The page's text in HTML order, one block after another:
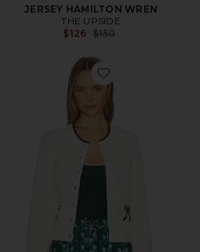
JERSEY HAMILTON WREN
THE UPSIDE
$126 Previous price:
$150
Favorite CHAQUETA